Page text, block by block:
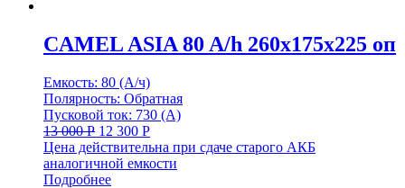
CAMEL ASIA 80 A/h 260x175x225 оп
Емкость: 80 (А/ч)
Полярность: Обратная
Пусковой ток: 730 (А)
13 000Р 12 300 Р
Цена действительна при сдаче старого АКБ
аналогичной емкости
Подробнее